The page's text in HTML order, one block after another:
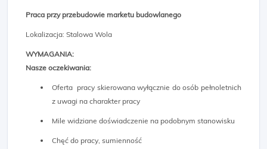
Praca przy przebudowie marketu budowlanego
Lokalizacja: Stalowa Wola
WYMAGANIA:
Nasze oczekiwania:
Oferta pracy skierowana wyłącznie do osób pełnoletnich
z uwagi na charakter pracy
Mile widziane doświadczenie na podobnym stanowisku
Chęć do pracy, sumienność